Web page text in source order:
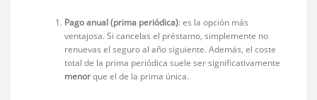
Pago anual (prima periódica): es la opción más
ventajosa. Si cancelas el préstamo, simplemente no
renuevas el seguro al año siguiente. Además, el coste
total de la prima periódica suele ser significativamente
menorque el de la prima única.